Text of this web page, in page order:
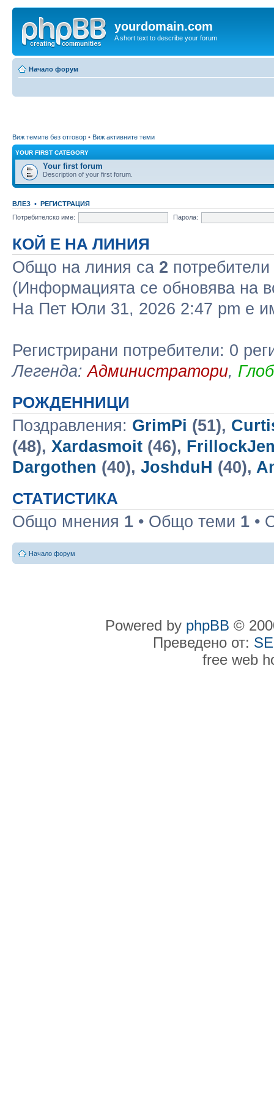
yourdomain.com
A short text to describe your forum
Начало форум
Виж темите без отговор • Виж активните теми
YOUR FIRST CATEGORY
Your first forum
Description of your first forum.
ВЛЕЗ • РЕГИСТРАЦИЯ
Потребителско име:
Парола:
КОЙ Е НА ЛИНИЯ
Общо на линия са 2
(Информацията се обновява на
На Пет Юли 31, 2026 2:47 pm е
Регистрирани потребители: 0
Легенда:Администратори,
РОЖДЕННИЦИ
Поздравления: GrimPi (51),
(48), Xardasmoit (46),
Dargothen (40), JoshduH (40),
СТАТИСТИКА
Общо мнения 1 • Общо теми 1 •
Начало форум
Powered by phpBB ©
Преведено от:
free web